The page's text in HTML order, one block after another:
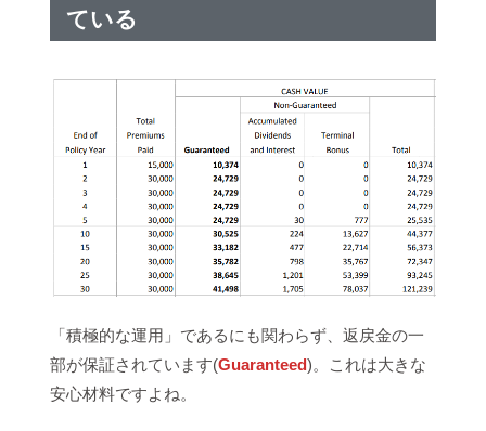
ている
「積極的な運用」であるにも関わらず、返戻金の一
部が保証されています(Guaranteed)。これは大きな
安心材料ですよね。